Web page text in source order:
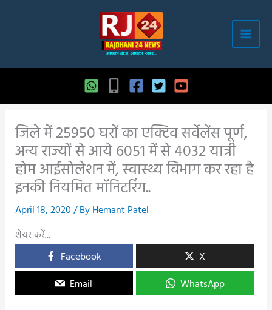
जिले में 25950 घरों का एक्टिव सर्वेलेंस पूर्ण,
अन्य राज्यों से आये 6051 में से 4032 यात्री
होम आईसोलेशन में, स्वास्थ्य विभाग कर रहा है
इनकी नियमित मॉनिटरिंग..
April 18, 2020/ ByHemant Patel
शेयर करें...
Facebook
X
Email
WhatsApp